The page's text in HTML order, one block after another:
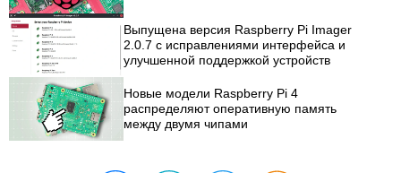
Выпущена версия Raspberry Pi Imager
2.0.7 с исправлениями интерфейса и
улучшенной поддержкой устройств
Новые модели Raspberry Pi 4
распределяют оперативную память
между двумя чипами